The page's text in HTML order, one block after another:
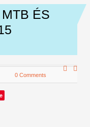
ÉS
0 Comments